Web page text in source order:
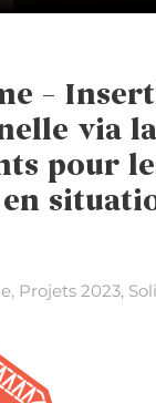
–
via
pour
, Projets 2023,